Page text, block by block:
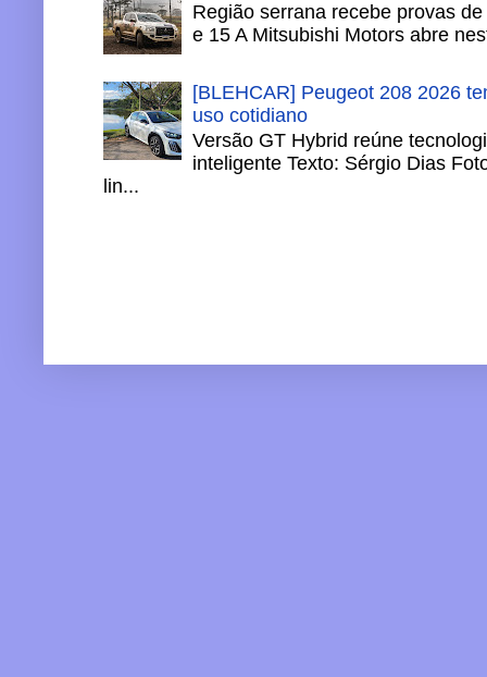
Região serrana recebe provas
e 15 A Mitsubishi Motors abre
[BLEHCAR] Peugeot 208 2026
uso cotidiano
Versão GT Hybrid reúne
inteligente Texto: Sérgio Dias
lin...